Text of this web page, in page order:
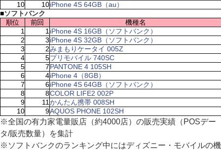
10
10iPhone 4S 64GB（au）
■ソフトバンク
順位
前回
機種名
1
1 iPhone 4S 16GB（ソフトバンク）
2
3iPhone 4S 32GB（ソフトバンク）
3
2みまもりケータイ 005Z
4
5プリモバイル 740SC
5
7PANTONE 4 105SH
6
4iPhone 4（8GB）
7
6iPhone 4S 64GB（ソフトバンク）
8
8COLOR LIFE2 002P
9
11 かんたん携帯 008SH
10
9AQUOS PHONE 102SH
※全国の有力家電量販店（約4000店）の販売実績（POSデー
タ/販売数量）を集計
※ソフトバンクのランキング中にはディズニー・モバイルの機